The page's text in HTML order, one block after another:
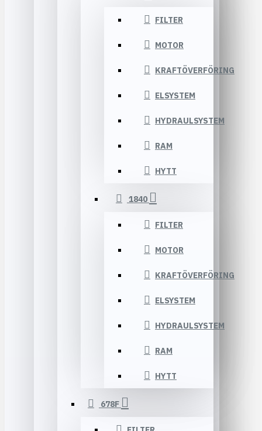
FILTER
MOTOR
KRAFTÖVERFÖRING
ELSYSTEM
HYDRAULSYSTEM
RAM
HYTT
1840
FILTER
MOTOR
KRAFTÖVERFÖRING
ELSYSTEM
HYDRAULSYSTEM
RAM
HYTT
678F